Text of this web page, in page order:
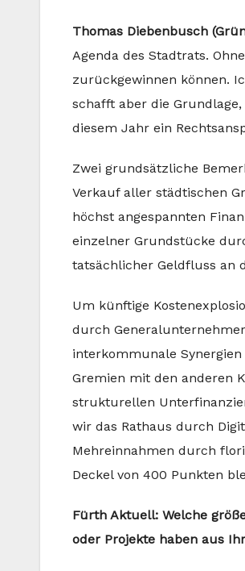
Thomas Diebenbusch
Agenda des Stadtrats.
zurückgewinnen können.
schafft aber die
diesem Jahr ein
Zwei grundsätzliche
Verkauf aller städtischen
höchst angespannten
einzelner Grundstücke
tatsächlicher Geldfluss an
Um künftige
durch
interkommunale
Gremien mit den anderen
strukturellen
wir das Rathaus durch
Mehreinnahmen durch
Deckel von 400 Punkten
Fürth Aktuell: Welche
oder Projekte haben aus